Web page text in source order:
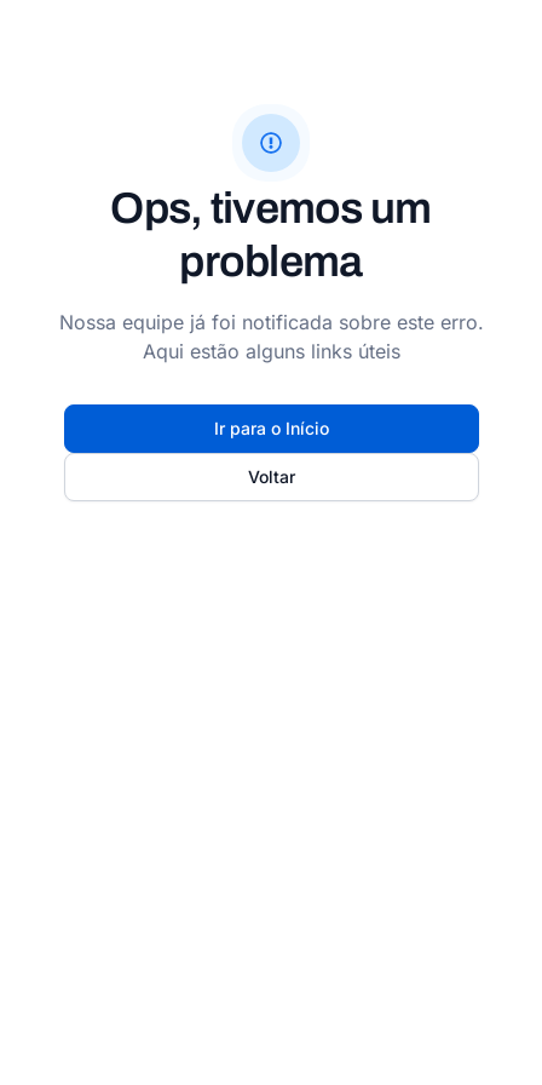
Ops, tivemos um
problema
Nossa equipe já foi notificada sobre este erro.
Aqui estão alguns links úteis
Ir para o Início
Voltar